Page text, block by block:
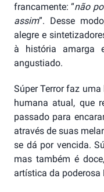
francamente: “não
assim”. Desse
alegre e
à história amarga
angustiado.
Súper Terror faz
humana atual, que
passado para
através de suas
se dá por vencida.
mas também é
artística da poderosa